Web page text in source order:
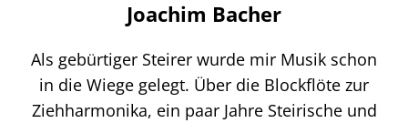
Joachim Bacher
Als gebürtiger Steirer wurde mir Musik schon
in die Wiege gelegt. Über die Blockflöte zur
Ziehharmonika, ein paar Jahre Steirische und